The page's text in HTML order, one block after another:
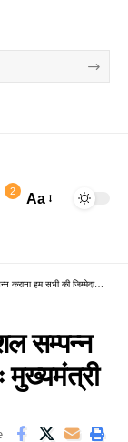
2 Aa
हम सभी की जिम्मेदारीः मुख्यमंत्री
सम्पन्न
मुख्यमंत्री